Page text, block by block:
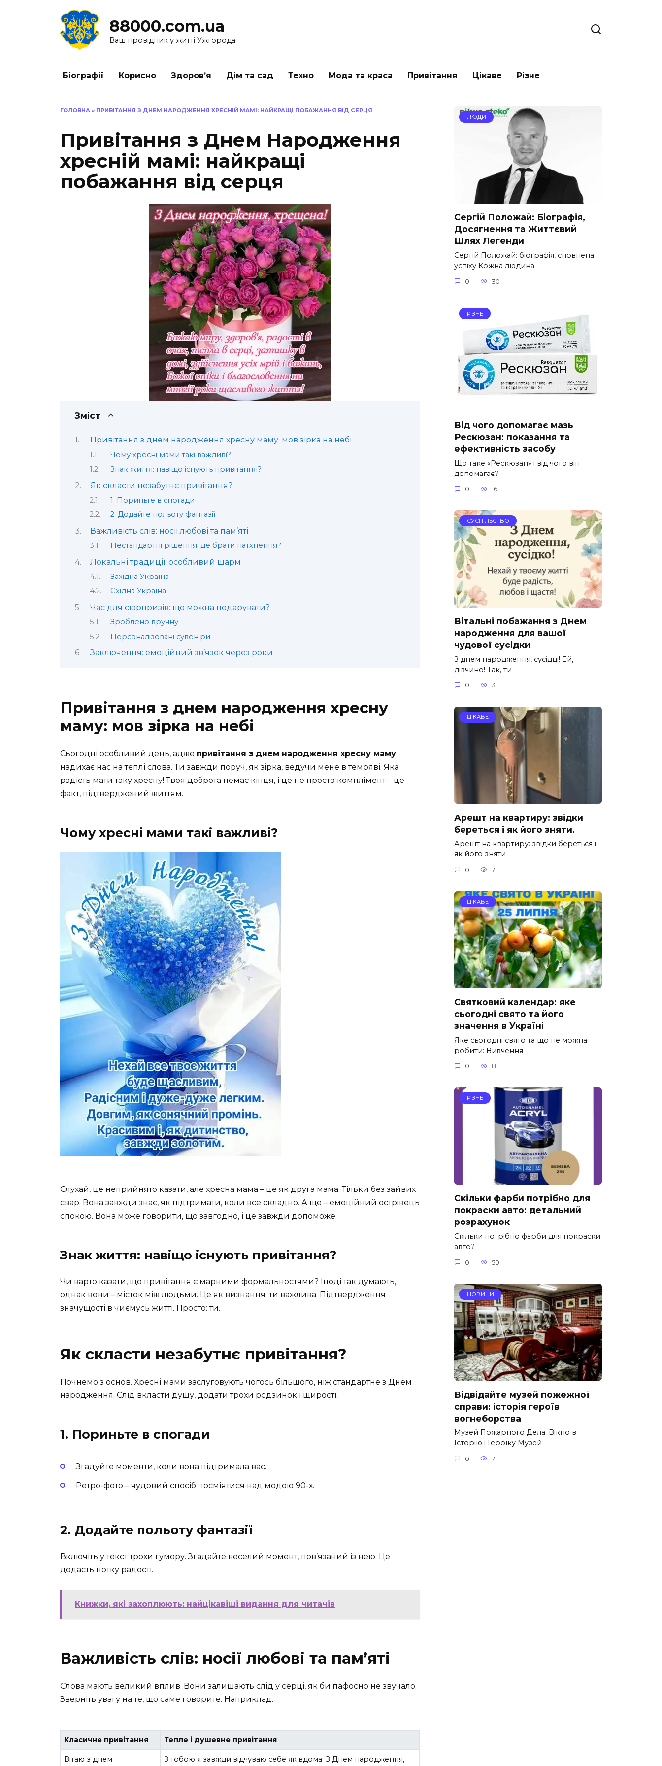
88000.com.ua
Ваш провідник у житті Ужгорода
Біографії Корисно Здоров’я Дім та сад Техно Мода та краса Привітання Цікаве Різне
ГОЛОВНА » ПРИВІТАННЯ З ДНЕМ НАРОДЖЕННЯ ХРЕСНІЙ МАМІ: НАЙКРАЩІ ПОБАЖАННЯ ВІД СЕРЦЯ
Привітання з Днем Народження
хресній мамі: найкращі
побажання від серця
Зміст
Привітання з днем народження хресну маму: мов зірка на небі
Чому хресні мами такі важливі?
Знак життя: навіщо існують привітання?
Як скласти незабутнє привітання?
1. Пориньте в спогади
2. Додайте польоту фантазії
Важливість слів: носії любові та пам’яті
Нестандартні рішення: де брати натхнення?
Локальні традиції: особливий шарм
Західна Україна
Східна Україна
Час для сюрпризів: що можна подарувати?
Зроблено вручну
Персоналізовані сувеніри
Заключення: емоційний зв’язок через роки
Привітання з днем народження хресну
маму: мов зірка на небі
Сьогодні особливий день, адже привітання з днем народження хресну маму
надихає нас на теплі слова. Ти завжди поруч, як зірка, ведучи мене в темряві. Яка
радість мати таку хресну! Твоя доброта немає кінця, і це не просто комплімент – це
факт, підтверджений життям.
Чому хресні мами такі важливі?
Слухай, це неприйнято казати, але хресна мама – це як друга мама. Тільки без зайвих
свар. Вона завжди знає, як підтримати, коли все складно. А ще – емоційний острівець
спокою. Вона може говорити, що завгодно, і це завжди допоможе.
Знак життя: навіщо існують привітання?
Чи варто казати, що привітання є марними формальностями? Іноді так думають,
однак вони – місток між людьми. Це як визнання: ти важлива. Підтвердження
значущості в чиємусь житті. Просто: ти.
Як скласти незабутнє привітання?
Почнемо з основ. Хресні мами заслуговують чогось більшого, ніж стандартне з Днем
народження. Слід вкласти душу, додати трохи родзинок і щирості.
1. Пориньте в спогади
Згадуйте моменти, коли вона підтримала вас.
Ретро-фото – чудовий спосіб посміятися над модою 90-х.
2. Додайте польоту фантазії
Включіть у текст трохи гумору. Згадайте веселий момент, пов’язаний із нею. Це
додасть нотку радості.
Книжки, які захоплюють: найцікавіші видання для читачів
Важливість слів: носії любові та пам’яті
Слова мають великий вплив. Вони залишають слід у серці, як би пафосно не звучало.
Зверніть увагу на те, що саме говорите. Наприклад:
Класичне привітання Тепле і душевне привітання
Вітаю з днем З тобою я завжди відчуваю себе як вдома. З Днем народження,
ЛЮДИ
Сергій Положай: Біографія,
Досягнення та Життєвий
Шлях Легенди
Сергій Положай: біографія, сповнена
успіху Кожна людина
0 30
РІЗНЕ
Від чого допомагає мазь
Рескюзан: показання та
ефективність засобу
Що таке «Рескюзан» і від чого він
допомагає?
0 16
СУСПІЛЬСТВО
Вітальні побажання з Днем
народження для вашої
чудової сусідки
З днем народження, сусідці! Ей,
дівчино! Так, ти —
0 3
ЦІКАВЕ
Арешт на квартиру: звідки
береться i як його зняти.
Арешт на квартиру: звідки береться i
як його зняти
0 7
ЦІКАВЕ
Святковий календар: яке
сьогодні свято та його
значення в Україні
Яке сьогодні свято та що не можна
робити: Вивчення
0 8
РІЗНЕ
Скільки фарби потрібно для
покраски авто: детальний
розрахунок
Скільки потрібно фарби для покраски
авто?
0 50
НОВИНИ
Відвідайте музей пожежної
справи: історія героїв
вогнеборства
Музей Пожарного Дела: Вікно в
Історію і Героїку Музей
0 7